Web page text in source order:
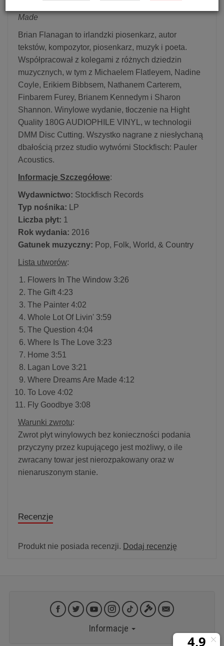
Made
Brian Flanagan to irlandzki piosenkarz, autor
tekstów, kompozytor, piosenkarz, muzyk i poeta.
Współpracował z kolegami z różnych dziedzin
muzycznych, w tym z Michaelem Flatleyem, Nadine
Coyle, Erikiem Bibbsem, Nathanem Carterem,
Finbarem Furey, Brianem Kennedym i Sharon
Shannon. Winylowe wydanie, tłoczenie na Hight
Quality 180G AUDIOPHILE VINYL, w technologii
DMM Disc Cutting. Wszystko nagrane z niesłychaną
dbałością przez studio wytwórni Stockfisch: Pauler
Acoustics.
Informacje Szczegółowe:
Wydawnictwo: Stockfisch Records
Typ nośnika: LP
Liczba płyt: 1
Rok wydania: 2016
Gatunek muzyczny: Pop, Folk, World, & Country
Lista utworów:
Flowers In The Window 3:26
The Gift 4:23
The Painter 4:02
Whole Lot Of Livin' 3:59
The Question 4:04
Where Is The Love 3:23
Home 3:51
Lagan Love 3:21
Where Dreams Are Made 4:12
To Love 4:02
Fly Goodbye 3:08
Warunki zwrotu:
Zwrot płyt winylowych bez konieczności podania
przyczyny przez kupującego jest możliwy, o ile
zwracany towar jest nierozpakowany oraz w
nienaruszonym stanie.
Recenzje
Produkt nie posiada recenzji. Dodaj recenzję
Informacje